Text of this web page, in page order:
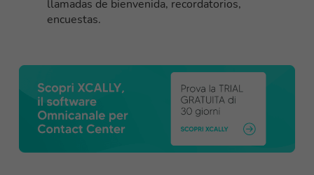
llamadas de bienvenida, recordatorios,
encuestas.